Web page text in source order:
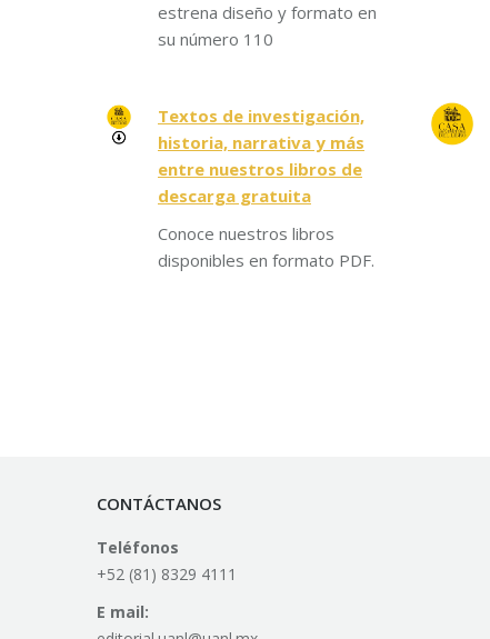
estrena diseño y formato en
su número 110
Textos de investigación,
historia, narrativa y más
entre nuestros libros de
descarga gratuita
Conoce nuestros libros
disponibles en formato PDF.
CONTÁCTANOS
Teléfonos
+52 (81) 8329 4111
E mail: